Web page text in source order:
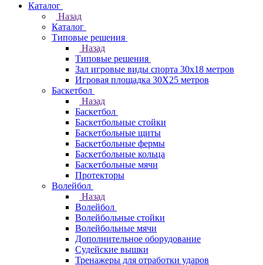
Каталог
Назад
Каталог
Типовые решения
Назад
Типовые решения
Зал игровые виды спорта 30x18 метров
Игровая площадка 30Х25 метров
Баскетбол
Назад
Баскетбол
Баскетбольные стойки
Баскетбольные щиты
Баскетбольные фермы
Баскетбольные кольца
Баскетбольные мячи
Протекторы
Волейбол
Назад
Волейбол
Волейбольные стойки
Волейбольные мячи
Дополнительное оборудование
Судейские вышки
Тренажеры для отработки ударов